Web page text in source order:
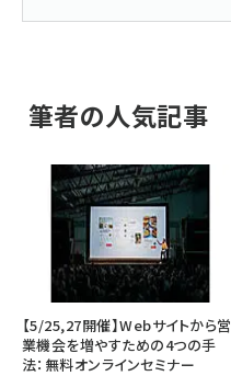
筆者の人気記事
【5/25,27開催】Webサイトから営
業機会を増やすための4つの手
法：無料オンラインセミナー